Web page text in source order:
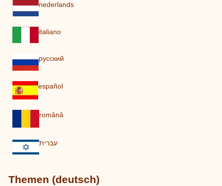
nederlands
italiano
pусский
español
românâ
עברית
Themen (deutsch)